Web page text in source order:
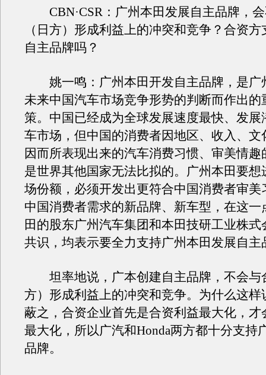
CBN·CSR：广州本田发展自主品牌，
（日方）形成利益上的冲突和竞争？合资
自主品牌吗？
姚一鸣：广州本田开发自主品牌，是广
未来中国汽车市场竞争形势的判断而作出的
策。中国已经成为全球发展速度最快、发展
车市场，但中国的消费者因地区、收入、文
因而所表现出来的汽车消费习惯、审美情趣
是世界其他国家无法比拟的。广州本田要想
场份额，必须开发出更符合中国消费者审美
中国消费者需求的新品牌、新车型，在这一
田的股东广州汽车集团和本田技研工业株式
共识，均表示要全力支持广州本田发展自主
坦率地说，广本创建自主品牌，不会与
方）形成利益上的冲突和竞争。为什么这样
蔽之，合资企业首先是合资利益最大化，才
最大化，所以广汽和Honda两方都十分支持
品牌。